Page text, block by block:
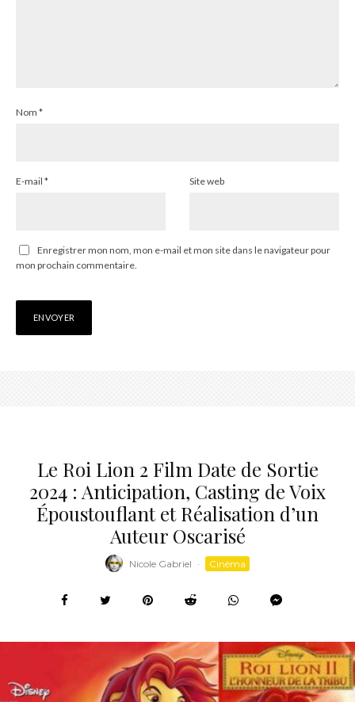
Nom *
E-mail * Site web
Enregistrer mon nom, mon e-mail et mon site dans le navigateur pour
mon prochain commentaire.
Le Roi Lion 2 Film Date de Sortie
2024 : Anticipation, Casting de Voix
Époustouflant et Réalisation d’un
Auteur Oscarisé
Nicole Gabriel · Cinéma